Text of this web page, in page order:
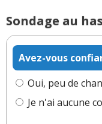
Sondage au
Avez-vous
Oui, peu de
Je n'ai aucune